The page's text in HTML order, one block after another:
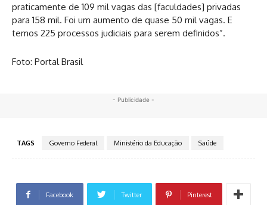
praticamente de 109 mil vagas das [faculdades] privadas
para 158 mil. Foi um aumento de quase 50 mil vagas. E
temos 225 processos judiciais para serem definidos”.
Foto: Portal Brasil
- Publicidade -
TAGS Governo Federal Ministério da Educação Saúde
Facebook Twitter Pinterest